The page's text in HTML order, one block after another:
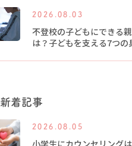
2026.08.03
不登校の子どもにできる
は？子どもを支える7つの
新着記事
2026.08.05
小学生にカウンセリング